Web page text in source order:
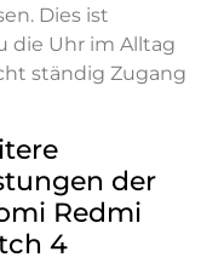
Dies ist
die Uhr im Alltag
ständig Zugang
der
Redmi
4